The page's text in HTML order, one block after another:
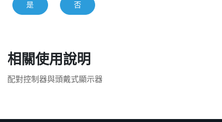
是 否
相關使用說明
配對控制器與頭戴式顯示器